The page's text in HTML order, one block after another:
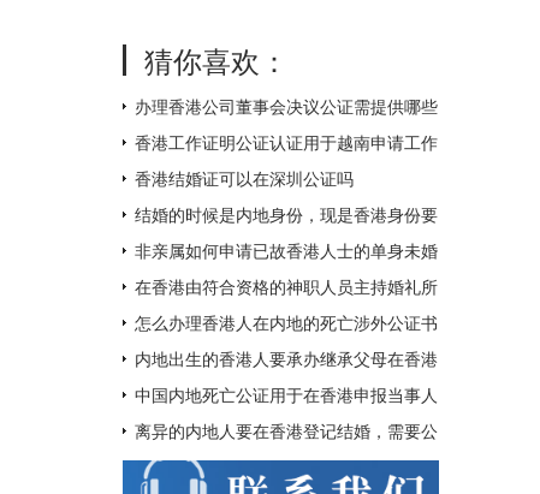
猜你喜欢：
办理香港公司董事会决议公证需提供哪些
附件？
香港工作证明公证认证用于越南申请工作
签证如何办理？
香港结婚证可以在深圳公证吗
结婚的时候是内地身份，现是香港身份要
如何补领香港结婚证呢？
非亲属如何申请已故香港人士的单身未婚
证明文件呢？
在香港由符合资格的神职人员主持婚礼所
得的结婚证书怎么才能得到内地的认可
呢？
怎么办理香港人在内地的死亡涉外公证书
用于配偶在香港再婚？
内地出生的香港人要承办继承父母在香港
的遗产如何办理中国出生公证及认证呢？
中国内地死亡公证用于在香港申报当事人
已经去世及申请注销其香港身份证
离异的内地人要在香港登记结婚，需要公
证香港离婚绝对判令吗？